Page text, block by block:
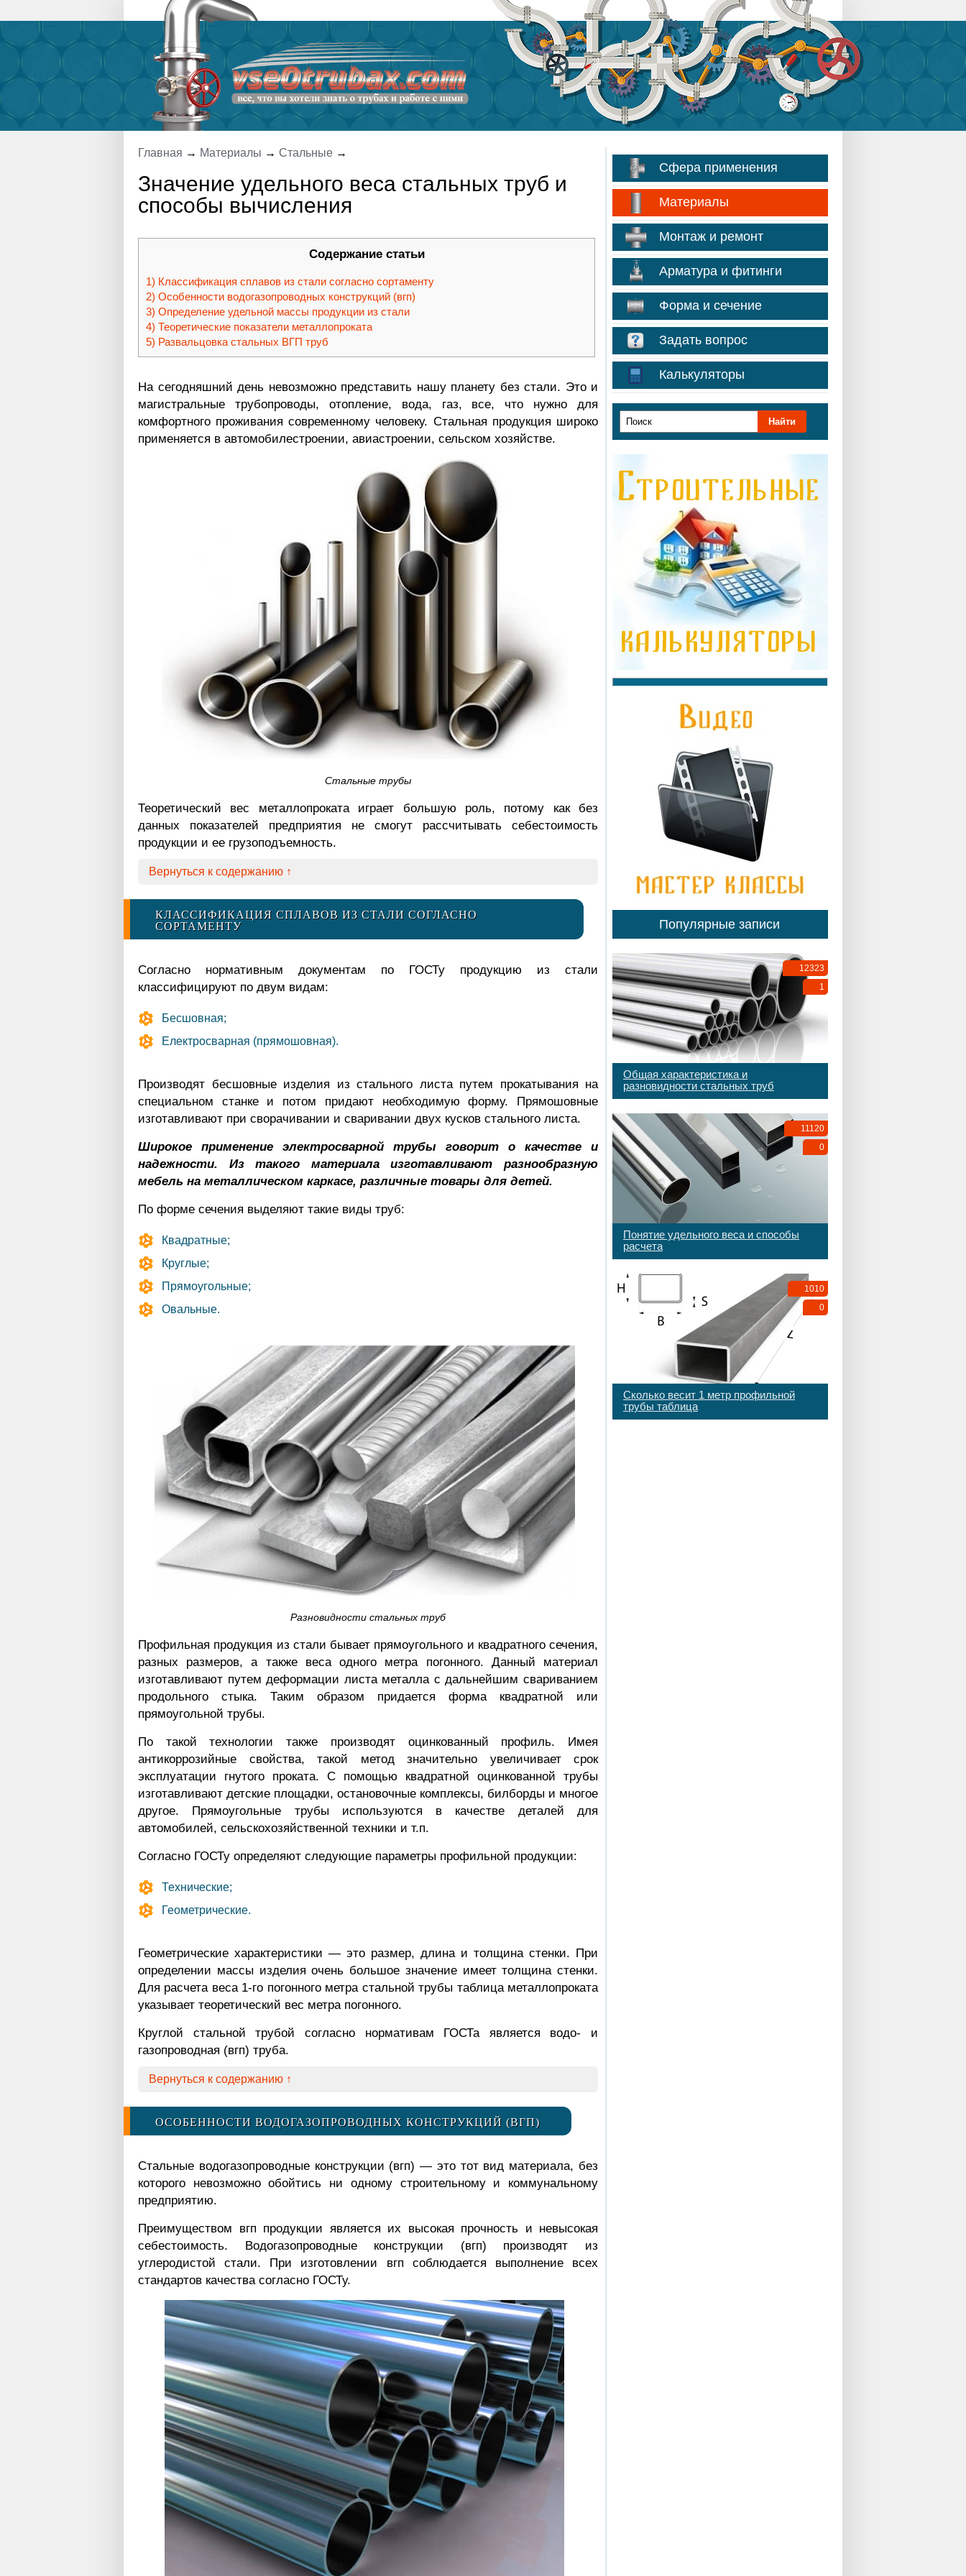
Главная → Материалы → Стальные →
Значение удельного веса стальных труб и
способы вычисления
Содержание статьи
Классификация сплавов из стали согласно сортаменту
Особенности водогазопроводных конструкций (вгп)
Определение удельной массы продукции из стали
Теоретические показатели металлопроката
Развальцовка стальных ВГП труб
На сегодняшний день невозможно представить нашу планету без стали. Это и
магистральные трубопроводы, отопление, вода, газ, все, что нужно для
комфортного проживания современному человеку. Стальная продукция широко
применяется в автомобилестроении, авиастроении, сельском хозяйстве.
Стальные трубы
Теоретический вес металлопроката играет большую роль, потому как без
данных показателей предприятия не смогут рассчитывать себестоимость
продукции и ее грузоподъемность.
Вернуться к содержанию ↑
КЛАССИФИКАЦИЯ СПЛАВОВ ИЗ СТАЛИ СОГЛАСНО
СОРТАМЕНТУ
Согласно нормативным документам по ГОСТу продукцию из стали
классифицируют по двум видам:
Бесшовная;
Електросварная (прямошовная).
Производят бесшовные изделия из стального листа путем прокатывания на
специальном станке и потом придают необходимую форму. Прямошовные
изготавливают при сворачивании и сваривании двух кусков стального листа.
Широкое применение электросварной трубы говорит о качестве и
надежности. Из такого материала изготавливают разнообразную
мебель на металлическом каркасе, различные товары для детей.
По форме сечения выделяют такие виды труб:
Квадратные;
Круглые;
Прямоугольные;
Овальные.
Разновидности стальных труб
Профильная продукция из стали бывает прямоугольного и квадратного сечения,
разных размеров, а также веса одного метра погонного. Данный материал
изготавливают путем деформации листа металла с дальнейшим свариванием
продольного стыка. Таким образом придается форма квадратной или
прямоугольной трубы.
По такой технологии также производят оцинкованный профиль. Имея
антикоррозийные свойства, такой метод значительно увеличивает срок
эксплуатации гнутого проката. С помощью квадратной оцинкованной трубы
изготавливают детские площадки, остановочные комплексы, билборды и многое
другое. Прямоугольные трубы используются в качестве деталей для
автомобилей, сельскохозяйственной техники и т.п.
Согласно ГОСТу определяют следующие параметры профильной продукции:
Технические;
Геометрические.
Геометрические характеристики — это размер, длина и толщина стенки. При
определении массы изделия очень большое значение имеет толщина стенки.
Для расчета веса 1-го погонного метра стальной трубы таблица металлопроката
указывает теоретический вес метра погонного.
Круглой стальной трубой согласно нормативам ГОСТа является водо- и
газопроводная (вгп) труба.
Вернуться к содержанию ↑
ОСОБЕННОСТИ ВОДОГАЗОПРОВОДНЫХ КОНСТРУКЦИЙ (ВГП)
Стальные водогазопроводные конструкции (вгп) — это тот вид материала, без
которого невозможно обойтись ни одному строительному и коммунальному
предприятию.
Преимуществом вгп продукции является их высокая прочность и невысокая
себестоимость. Водогазопроводные конструкции (вгп) производят из
углеродистой стали. При изготовлении вгп соблюдается выполнение всех
стандартов качества согласно ГОСТу.
Сфера применения
Материалы
Монтаж и ремонт
Арматура и фитинги
Форма и сечение
Задать вопрос
Калькуляторы
Популярные записи
12323
1
Общая характеристика и
разновидности стальных труб
11120
0
Понятие удельного веса и способы
расчета
1010
0
Сколько весит 1 метр профильной
трубы таблица